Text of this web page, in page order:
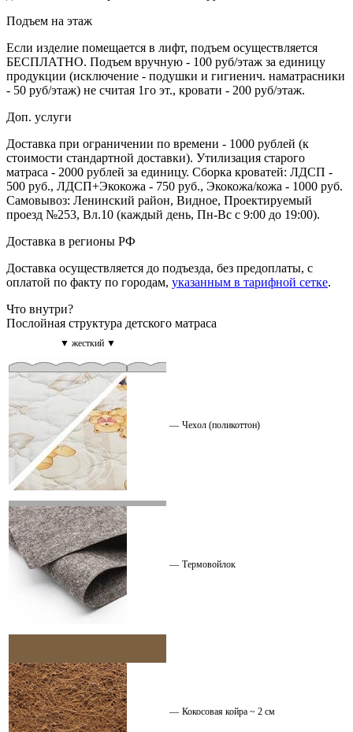
Подъем на этаж
Если изделие помещается в лифт, подъем осуществляется
БЕСПЛАТНО. Подъем вручную - 100 руб/этаж за единицу
продукции (исключение - подушки и гигиенич. наматрасники
- 50 руб/этаж) не считая 1го эт., кровати - 200 руб/этаж.
Доп. услуги
Доставка при ограничении по времени - 1000 рублей (к
стоимости стандартной доставки). Утилизация старого
матраса - 2000 рублей за единицу. Сборка кроватей: ЛДСП -
500 руб., ЛДСП+Экокожа - 750 руб., Экокожа/кожа - 1000 руб.
Самовывоз: Ленинский район, Видное, Проектируемый
проезд №253, Вл.10 (каждый день, Пн-Вс с 9:00 до 19:00).
Доставка в регионы РФ
Доставка осуществляется до подъезда, без предоплаты, с
оплатой по факту по городам, указанным в тарифной сетке.
Что внутри?
Послойная структура детского матраса
▼ жесткий ▼
— Чехол (поликоттон)
— Термовойлок
— Кокосовая койра ~ 2 см